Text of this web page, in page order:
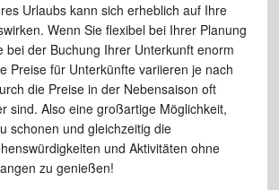
Urlaubs kann sich erheblich auf Ihre
Wenn Sie flexibel bei Ihrer Planung
bei der Buchung Ihrer Unterkunft enorm
Preise für Unterkünfte variieren je nach
die Preise in der Nebensaison oft
sind. Also eine großartige Möglichkeit,
schonen und gleichzeitig die
und Aktivitäten ohne
zu genießen!